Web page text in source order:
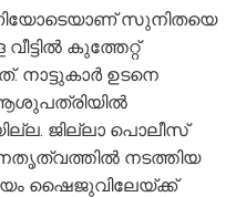
സുനിതയെ
കുത്തേറ്റ്
നാട്ടുകാര്‍ ഉടനെ
ജില്ലാ പൊലീസ്
നേതൃത്വത്തില്‍ നടത്തിയ
ഷൈജുവിലേയ്ക്ക്